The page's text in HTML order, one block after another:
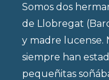
Somos dos
de Llobregat
y madre lucense.
siempre han
pequeñitas